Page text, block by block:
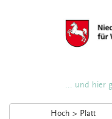
... und hier
Hoch > Platt